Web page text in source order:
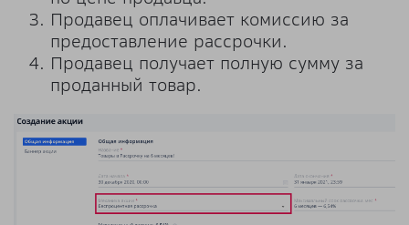
Продавец оплачивает комиссию за
предоставление рассрочки.
Продавец получает полную сумму за
проданный товар.